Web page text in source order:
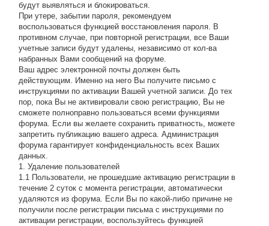
будут выявляться и блокироваться.
При утере, забытии пароля, рекомендуем
воспользоваться функцией восстановления пароля. В
противном случае, при повторной регистрации, все Ваши
учетные записи будут удалены, независимо от кол-ва
набранных Вами сообщений на форуме.
Ваш адрес электронной почты должен быть
действующим. Именно на него Вы получите письмо с
инструкциями по активации Вашей учетной записи. До тех
пор, пока Вы не активировали свою регистрацию, Вы не
сможете полноправно пользоваться всеми функциями
форума. Если вы желаете сохранить приватность, можете
запретить публикацию вашего адреса. Администрация
форума гарантирует конфиденциальность всех Ваших
данных.
1. Удаление пользователей
1.1 Пользователи, не прошедшие активацию регистрации в
течение 2 суток с момента регистрации, автоматически
удаляются из форума. Если Вы по какой-либо причине не
получили после регистрации письма с инструкциями по
активации регистрации, воспользуйтесь функцией